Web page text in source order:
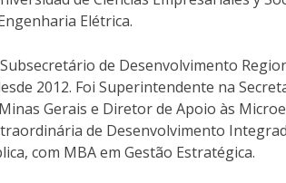
Elétrica.
de Desenvolvimento
2012. Foi Superintendente na
Gerais e Diretor de Apoio às
de Desenvolvimento
com MBA em Gestão Estratégica.